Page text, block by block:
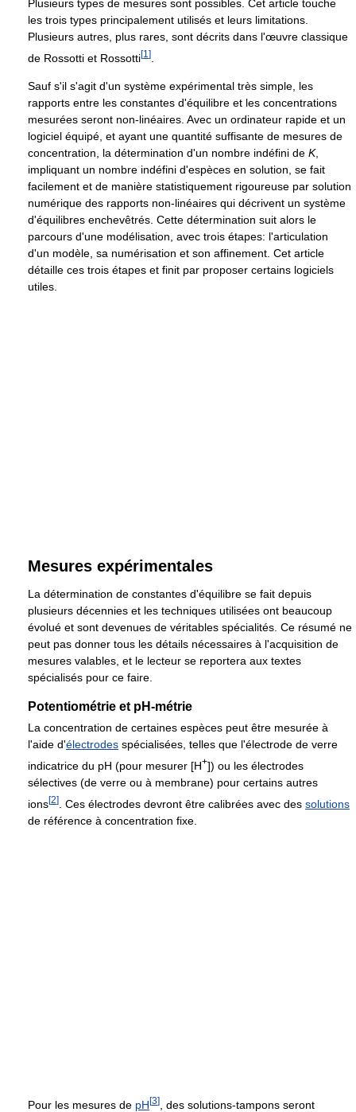
Plusieurs types de mesures sont possibles. Cet article touche
les trois types principalement utilisés et leurs limitations.
Plusieurs autres, plus rares, sont décrits dans l'œuvre classique
de Rossotti et Rossotti[1 ]
Sauf s'il s'agit d'un système expérimental très simple, les
rapports entre les constantes d'équilibre et les concentrations
mesurées seront non-linéaires. Avec un ordinateur rapide et un
logiciel équipé, et ayant une quantité suffisante de mesures de
concentration, la détermination d'un nombre indéfini de K,
impliquant un nombre indéfini d'espèces en solution, se fait
facilement et de manière statistiquement rigoureuse par solution
numérique des rapports non-linéaires qui décrivent un système
d'équilibres enchevêtrés. Cette détermination suit alors le
parcours d'une modélisation, avec trois étapes: l'articulation
d'un modèle, sa numérisation et son affinement. Cet article
détaille ces trois étapes et finit par proposer certains logiciels
utiles.
Mesures expérimentales
La détermination de constantes d'équilibre se fait depuis
plusieurs décennies et les techniques utilisées ont beaucoup
évolué et sont devenues de véritables spécialités. Ce résumé ne
peut pas donner tous les détails nécessaires à l'acquisition de
mesures valables, et le lecteur se reportera aux textes
spécialisés pour ce faire.
Potentiométrie et pH-métrie
La concentration de certaines espèces peut être mesurée à
l'aide d'électrodes spécialisées, telles que l'électrode de verre
indicatrice du pH (pour mesurer [H+]) ou les électrodes
sélectives (de verre ou à membrane) pour certains autres
ions[2] . Ces électrodes devront être calibrées avec des solutions
de référence à concentration fixe.
Pour les mesures de pH[3]
, des solutions-tampons seront